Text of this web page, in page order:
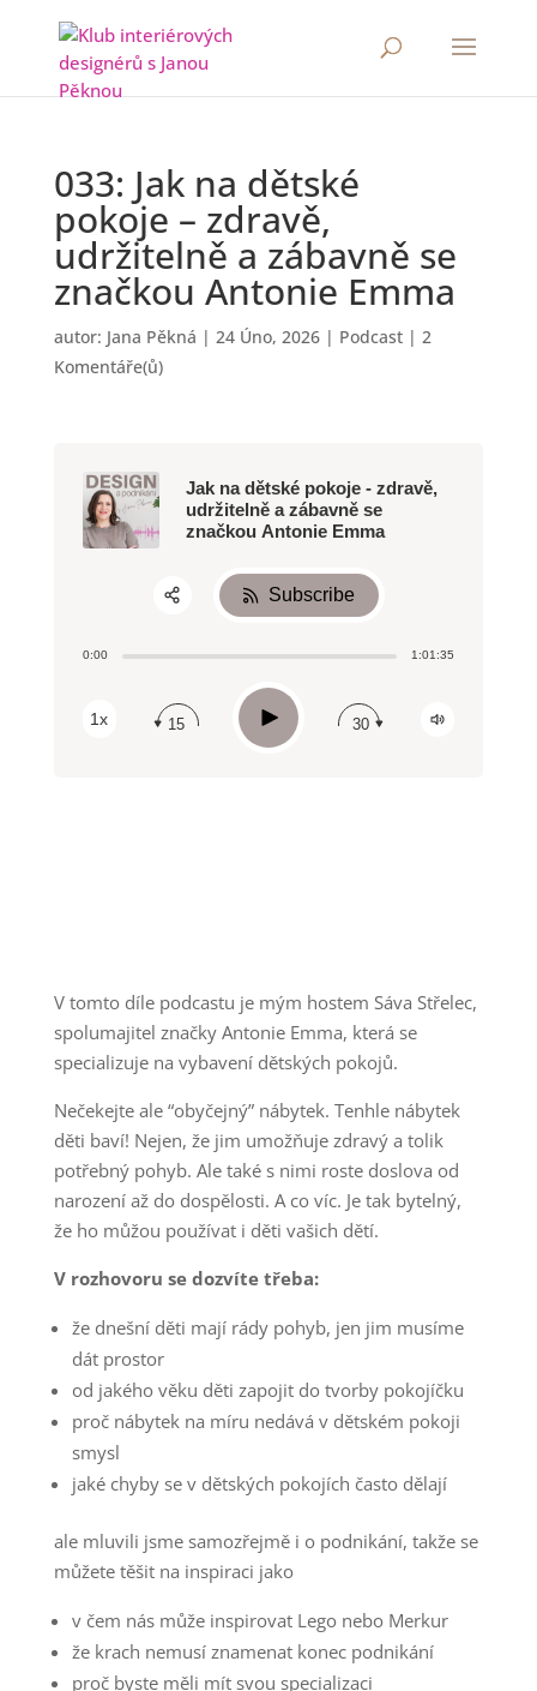
033: Jak na dětské
pokoje – zdravě,
udržitelně a zábavně se
značkou Antonie Emma
autor: Jana Pěkná | 24 Úno, 2026| Podcast| 2
Komentáře(ů)
Jak na dětské pokoje - zdravě,
udržitelně a zábavně se
značkou Antonie Emma
0:00 1:01:35
1x 15 Play 30
Subscribe
V tomto díle podcastu je mým hostem Sáva Střelec,
spolumajitel značky Antonie Emma, která se
specializuje na vybavení dětských pokojů.
Nečekejte ale “obyčejný” nábytek. Tenhle nábytek
děti baví! Nejen, že jim umožňuje zdravý a tolik
potřebný pohyb. Ale také s nimi roste doslova od
narození až do dospělosti. A co víc. Je tak bytelný,
že ho můžou používat i děti vašich dětí.
V rozhovoru se dozvíte třeba:
že dnešní děti mají rády pohyb, jen jim musíme
dát prostor
od jakého věku děti zapojit do tvorby pokojíčku
proč nábytek na míru nedává v dětském pokoji
smysl
jaké chyby se v dětských pokojích často dělají
ale mluvili jsme samozřejmě i o podnikání, takže se
můžete těšit na inspiraci jako
v čem nás může inspirovat Lego nebo Merkur
že krach nemusí znamenat konec podnikání
proč byste měli mít svou specializaci
Share:
RSS
Apple Podcast
Spotify